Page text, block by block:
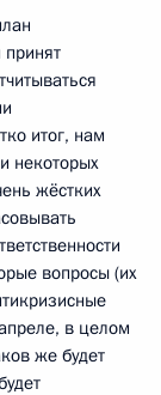
итог, нам
некоторых
жёстких
вопросы (их
в целом
же будет